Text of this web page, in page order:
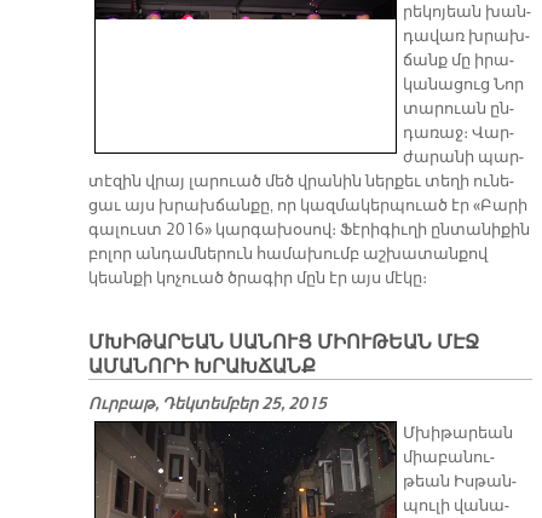
րե­կո­յեան խան­
դա­վառ խրախ­
ճանք մը ի­րա­
կա­նա­ցուց Նոր
տա­րուան ըն­
դա­ռաջ։ Վար­
ժա­րա­նի պար­
տէ­զին վրայ լա­րուած մեծ վրա­նին ներ­քեւ տե­ղի ու­նե­
ցաւ այս խրախ­ճան­քը, որ կազ­մա­կեր­պուած էր «Բա­րի
գա­լուստ 2016» կար­գա­խօ­սով։ Ֆէ­րի­գիւ­ղի ըն­տա­նի­քին
բո­լոր ան­դամ­նե­րուն հա­մա­խումբ աշ­խա­տան­քով
կեան­քի կո­չուած ծրա­գիր մըն էր այս մէ­կը։
ՄԽԻԹԱՐԵԱՆ ՍԱՆՈՒՑ ՄԻՈՒԹԵԱՆ ՄԷՋ
ԱՄԱՆՈՐԻ ԽՐԱԽՃԱՆՔ
Ուրբաթ, Դեկտեմբեր 25, 2015
Մխի­թա­րեան
միա­բա­նու­
թեան Իս­թան­
պու­լի վա­նա­